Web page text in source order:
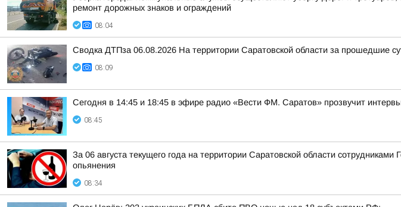
ремонт дорожных знаков и ограждений
08:04
Сводка ДТПза 06.08.2026 На территории Саратовской области за прошедшие
08:09
Сегодня в 14:45 и 18:45 в эфире радио «Вести ФМ. Саратов» прозвучит
08:45
За 06 августа текущего года на территории Саратовской области
опьянения
08:34